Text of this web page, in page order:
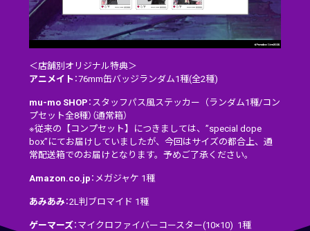
＜店舗別オリジナル特典＞
アニメイト ：76mm缶バッジランダム1種(全2種)
mu-mo SHOP ：スタッフパス風ステッカー（ランダム1種/コン
プセット全8種）（通常箱）
※従来の【コンプセット】につきましては、”special dope
box”にてお届けしていましたが、今回はサイズの都合上、通
常配送箱でのお届けとなります。予めご了承ください。
Amazon.co.jp ：メガジャケ 1種
あみあみ ：2L判ブロマイド 1種
ゲーマーズ：マイクロファイバーコースター(10×10) 1種